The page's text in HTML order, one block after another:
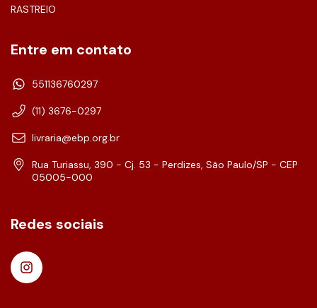
RASTREIO
Entre em contato
551136760297
(11) 3676-0297
livraria@ebp.org.br
Rua Turiassu, 390 - Cj. 53 - Perdizes, São Paulo/SP - CEP
05005-000
Redes sociais